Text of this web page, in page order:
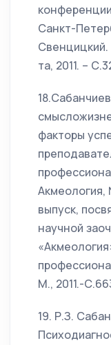
Санкт-
та, 2011. –
факторы
Акмеология,
выпуск,
научной
М., 2011.-
19. Р.З.